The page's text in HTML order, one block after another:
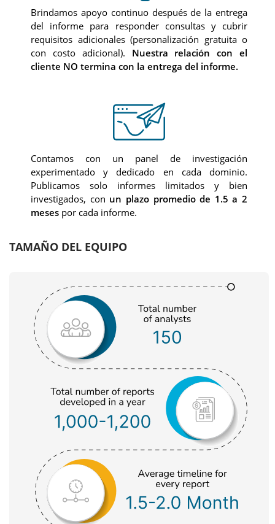
Brindamos apoyo continuo después de la entrega
del informe para responder consultas y cubrir
requisitos adicionales (personalización gratuita o
con costo adicional). Nuestra relación con el
cliente NO termina con la entrega del informe.
Contamos con un panel de investigación
experimentado y dedicado en cada dominio.
Publicamos solo informes limitados y bien
investigados, con un plazo promedio de 1.5 a 2
meses por cada informe.
TAMAÑO DEL EQUIPO